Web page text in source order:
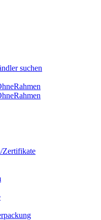
suchen
Zertifikate